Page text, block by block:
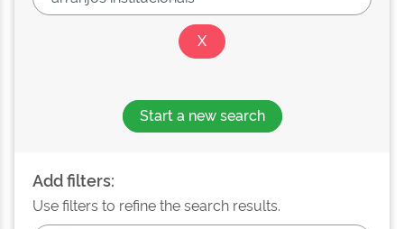
Start a new search
Add filters:
Use filters to refine the search results.